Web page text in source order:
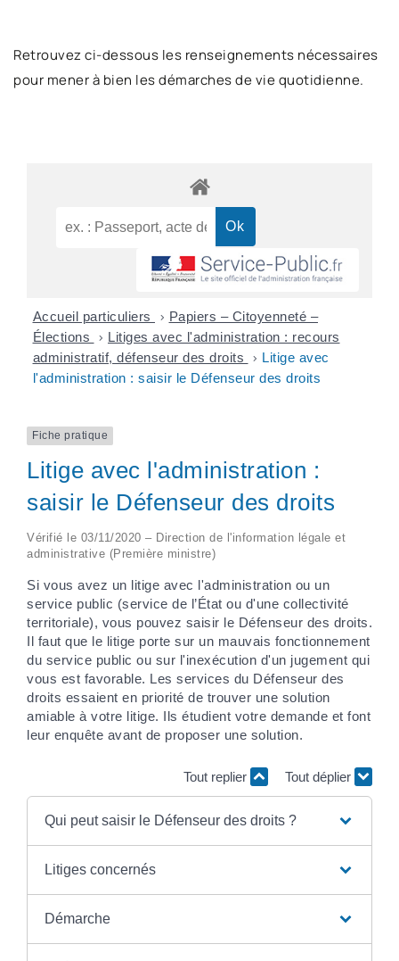
Retrouvez ci-dessous les renseignements nécessaires
pour mener à bien les démarches de vie quotidienne.
Accueil particuliers > Papiers – Citoyenneté –
Élections
> Litiges avec l'administration : recours
administratif, défenseur des droits
> Litige avec
l'administration : saisir le Défenseur des droits
Fiche pratique
Litige avec l'administration :
saisir le Défenseur des droits
Vérifié le 03/11/2020 – Direction de l'information légale et
administrative (Première ministre)
Si vous avez un litige avec l'administration ou un
service public (service de l’État ou d'une collectivité
territoriale), vous pouvez saisir le Défenseur des droits.
Il faut que le litige porte sur un mauvais fonctionnement
du service public ou sur l'inexécution d'un jugement qui
vous est favorable. Les services du Défenseur des
droits essaient en priorité de trouver une solution
amiable à votre litige. Ils étudient votre demande et font
leur enquête avant de proposer une solution.
Tout replier Tout déplier
Qui peut saisir le Défenseur des droits ?
Litiges concernés
Démarche